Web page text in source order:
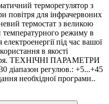
терморегулятор з
повітря для інфрачервоних
термостат з великою
температурного режиму в
під час вашої
в якості
ТЕХНІЧНІ ПАРАМЕТРИ
діапазон регулюв.: +5...+45
необхідної програми..